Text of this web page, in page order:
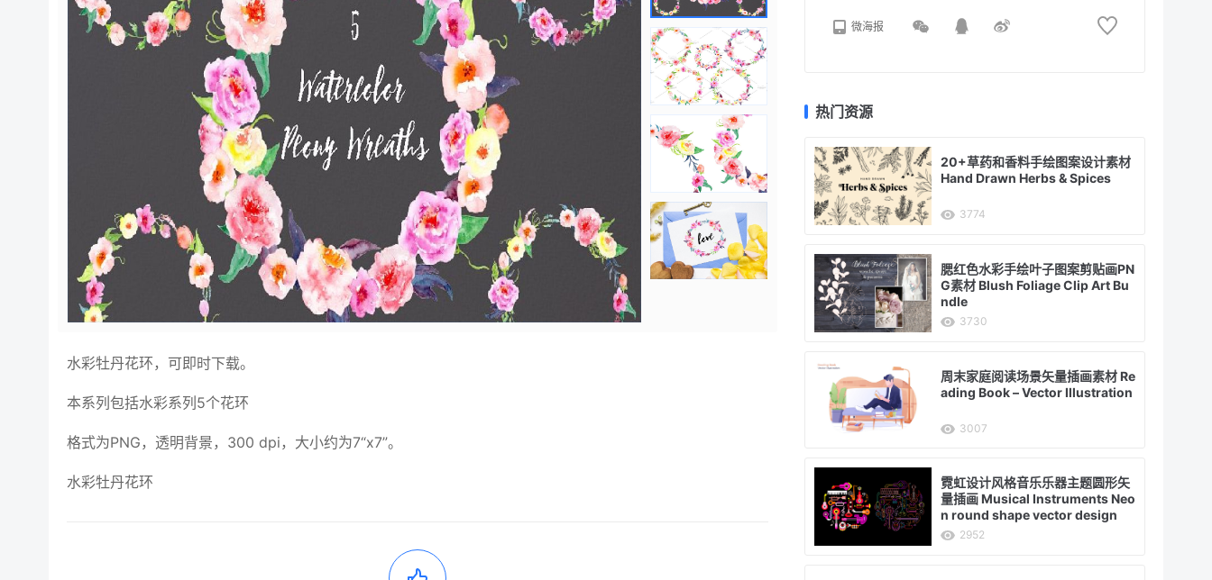
水彩牡丹花环，可即时下载。
本系列包括水彩系列5个花环
格式为PNG，透明背景，300 dpi，大小约为7“x7”。
水彩牡丹花环
微海报
热门资源
20+草药和香料手绘图案设计素材
Hand Drawn Herbs & Spices
3774
腮红色水彩手绘叶子图案剪贴画PN
G素材 Blush Foliage Clip Art Bu
ndle
3730
周末家庭阅读场景矢量插画素材 Re
ading Book – Vector Illustration
3007
霓虹设计风格音乐乐器主题圆形矢
量插画 Musical Instruments Neo
n round shape vector design
2952